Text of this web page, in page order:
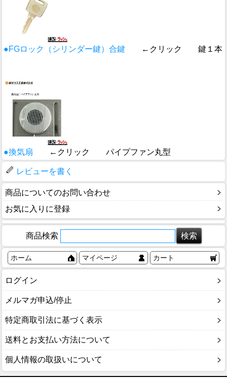
●FGロック（シリンダー鍵）合鍵 ←クリック 鍵１本
●換気扇 ←クリック パイプファン丸型
レビューを書く
商品についてのお問い合わせ
お気に入りに登録
商品検索
ホーム マイページ カート
ログイン
メルマガ申込/停止
特定商取引法に基づく表示
送料とお支払い方法について
個人情報の取扱いについて